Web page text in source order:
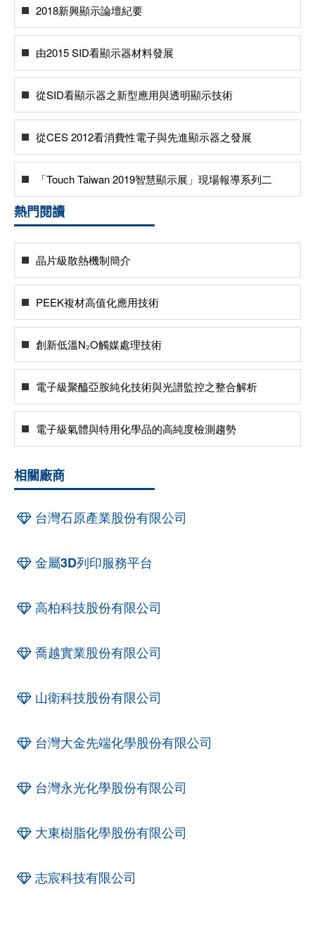
2018新興顯示論壇紀要
由2015 SID看顯示器材料發展
從SID看顯示器之新型應用與透明顯示技術
從CES 2012看消費性電子與先進顯示器之發展
「Touch Taiwan 2019智慧顯示展」現場報導系列二
熱門閱讀
晶片級散熱機制簡介
PEEK複材高值化應用技術
創新低溫N₂O觸媒處理技術
電子級聚醯亞胺純化技術與光譜監控之整合解析
電子級氣體與特用化學品的高純度檢測趨勢
相關廠商
台灣石原產業股份有限公司
金屬3D列印服務平台
高柏科技股份有限公司
喬越實業股份有限公司
山衛科技股份有限公司
台灣大金先端化學股份有限公司
台灣永光化學股份有限公司
大東樹脂化學股份有限公司
志宸科技有限公司